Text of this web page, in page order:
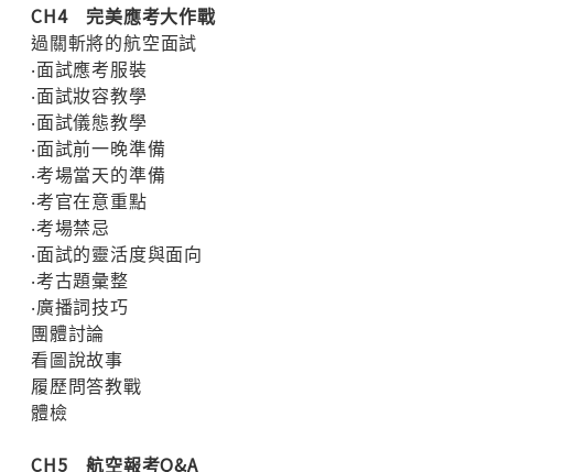
CH4 完美應考大作戰
過關斬將的航空面試
‧面試應考服裝
‧面試妝容教學
‧面試儀態教學
‧面試前一晚準備
‧考場當天的準備
‧考官在意重點
‧考場禁忌
‧面試的靈活度與面向
‧考古題彙整
‧廣播詞技巧
團體討論
看圖說故事
履歷問答教戰
體檢
CH5 航空報考Q&A